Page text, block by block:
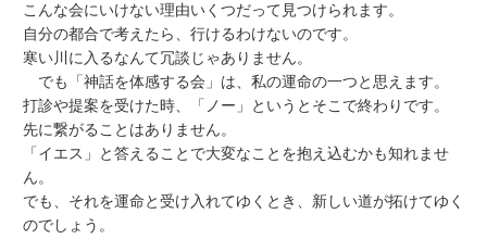
こんな会にいけない理由いくつだって見つけられます。
自分の都合で考えたら、行けるわけないのです。
寒い川に入るなんて冗談じゃありません。
でも「神話を体感する会」は、私の運命の一つと思えます。
打診や提案を受けた時、「ノー」というとそこで終わりです。
先に繋がることはありません。
「イエス」と答えることで大変なことを抱え込むかも知れませ
ん。
でも、それを運命と受け入れてゆくとき、新しい道が拓けてゆく
のでしょう。